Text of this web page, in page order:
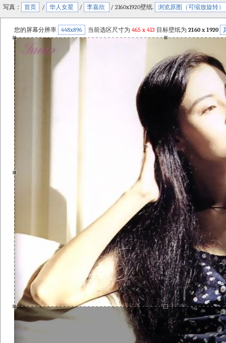
写真： 首页 / 华人女星 / 李嘉欣 / 2160x1920壁纸. 浏览原图（可缩放旋转）
您的屏幕分辨率 448x896 当前选区尺寸为 465 x 413 目标壁纸为 2160 x 1920